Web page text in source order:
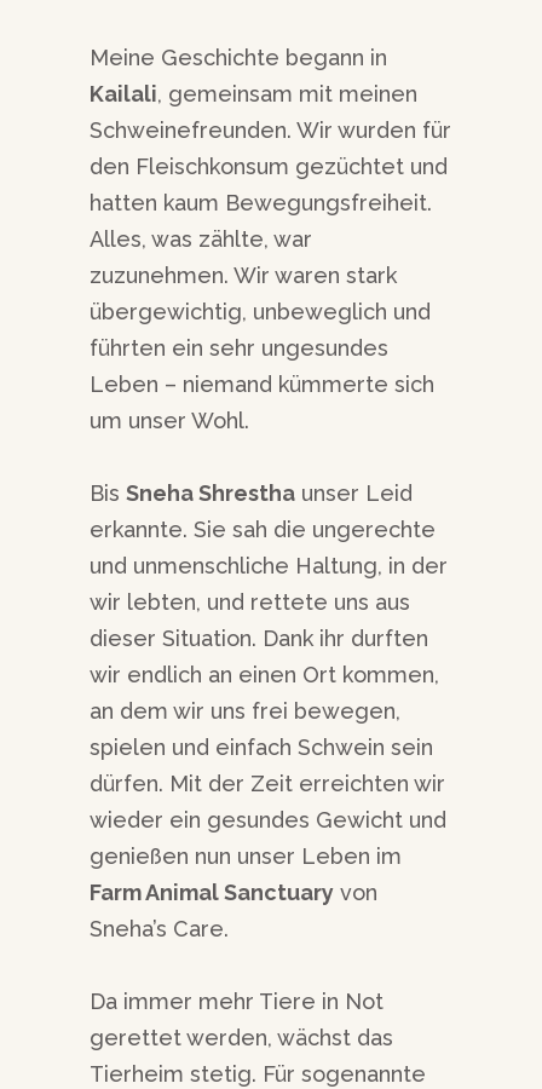
Meine Geschichte begann in
Kailali, gemeinsam mit meinen
Schweinefreunden. Wir wurden für
den Fleischkonsum gezüchtet und
hatten kaum Bewegungsfreiheit.
Alles, was zählte, war
zuzunehmen. Wir waren stark
übergewichtig, unbeweglich und
führten ein sehr ungesundes
Leben – niemand kümmerte sich
um unser Wohl.
Bis Sneha Shrestha unser Leid
erkannte. Sie sah die ungerechte
und unmenschliche Haltung, in der
wir lebten, und rettete uns aus
dieser Situation. Dank ihr durften
wir endlich an einen Ort kommen,
an dem wir uns frei bewegen,
spielen und einfach Schwein sein
dürfen. Mit der Zeit erreichten wir
wieder ein gesundes Gewicht und
genießen nun unser Leben im
Farm Animal Sanctuary von
Sneha’s Care.
Da immer mehr Tiere in Not
gerettet werden, wächst das
Tierheim stetig. Für sogenannte